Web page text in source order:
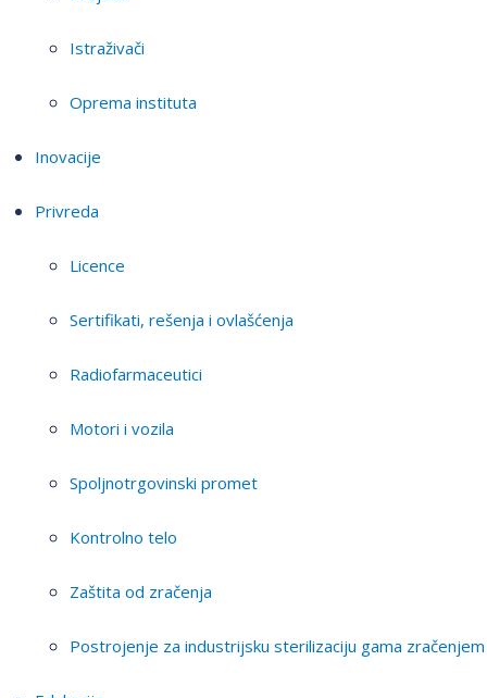
Istraživači
Oprema instituta
Inovacije
Privreda
Licence
Sertifikati, rešenja i ovlašćenja
Radiofarmaceutici
Motori i vozila
Spoljnotrgovinski promet
Kontrolno telo
Zaštita od zračenja
Postrojenje za industrijsku sterilizaciju gama zračenjem